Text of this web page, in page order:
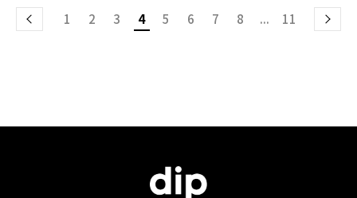
1 2 3 4 5 6 7 8 ... 11